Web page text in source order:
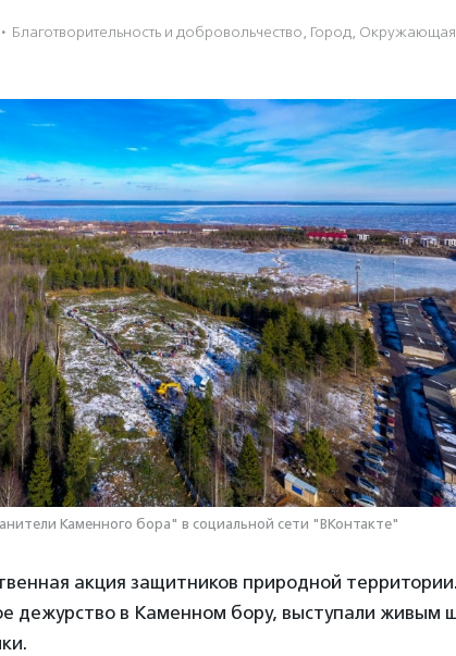
· Благотвори­тель­ность и доброволь­чест­во, Город, Окружающая
Каменного бора" в социальной сети "ВКонтакте"
акция защитников природной
дежурство в Каменном бору, выступали живым